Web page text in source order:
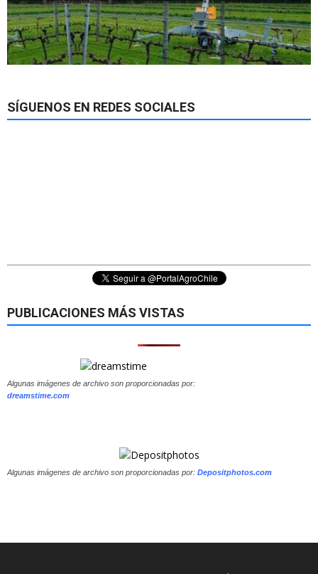
SÍGUENOS EN REDES SOCIALES
PUBLICACIONES MÁS VISTAS
Algunas imágenes de archivo son proporcionadas por:
dreamstime.com
Algunas imágenes de archivo son proporcionadas por: Depositphotos.com